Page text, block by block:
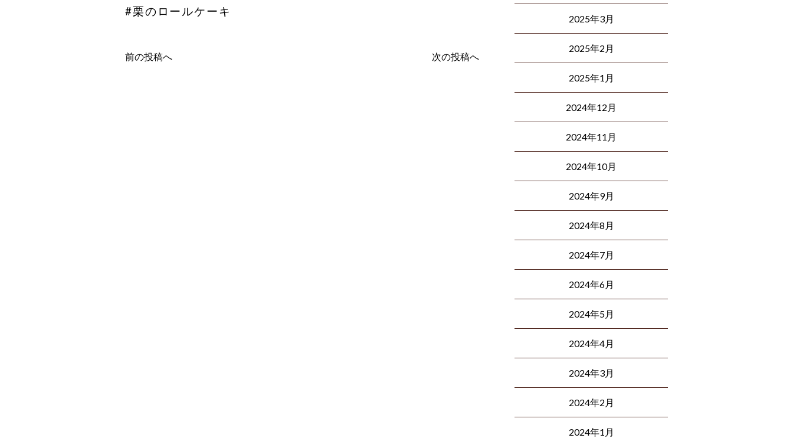
#栗のロールケーキ
前の投稿へ 次の投稿へ
2025年3月
2025年2月
2025年1月
2024年12月
2024年11月
2024年10月
2024年9月
2024年8月
2024年7月
2024年6月
2024年5月
2024年4月
2024年3月
2024年2月
2024年1月